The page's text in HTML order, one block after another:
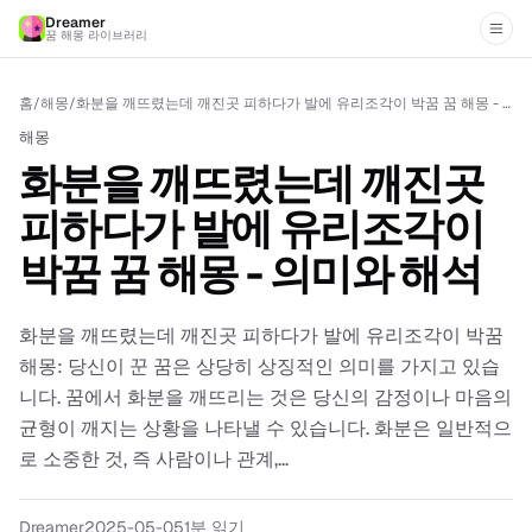
Dreamer
꿈 해몽 라이브러리
홈/해몽/ 화분을 깨뜨렸는데 깨진곳 피하다가 발에 유리조각이 박꿈 꿈 해몽 - 의미와 해석
해몽
화분을 깨뜨렸는데 깨진곳
피하다가 발에 유리조각이
박꿈 꿈 해몽 - 의미와 해석
화분을 깨뜨렸는데 깨진곳 피하다가 발에 유리조각이 박꿈
해몽: 당신이 꾼 꿈은 상당히 상징적인 의미를 가지고 있습
니다. 꿈에서 화분을 깨뜨리는 것은 당신의 감정이나 마음의
균형이 깨지는 상황을 나타낼 수 있습니다. 화분은 일반적으
로 소중한 것, 즉 사람이나 관계,...
Dreamer2025-05-051분 읽기